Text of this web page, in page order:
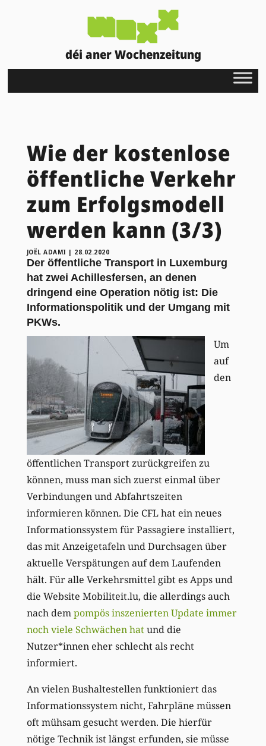
déi aner Wochenzeitung
Wie der kostenlose
öffentliche Verkehr
zum Erfolgsmodell
werden kann (3/3)
JOËL ADAMI | 28.02.2020
Der öffentliche Transport in Luxemburg
hat zwei Achillesfersen, an denen
dringend eine Operation nötig ist: Die
Informationspolitik und der Umgang mit
PKWs.
Um
auf
den
öffentlichen Transport zurückgreifen zu
können, muss man sich zuerst einmal über
Verbindungen und Abfahrtszeiten
informieren können. Die CFL hat ein neues
Informationssystem für Passagiere installiert,
das mit Anzeigetafeln und Durchsagen über
aktuelle Verspätungen auf dem Laufenden
hält. Für alle Verkehrsmittel gibt es Apps und
die Website Mobiliteit.lu, die allerdings auch
nach dempompös inszenierten Update immer
noch viele Schwächen hatund die
Nutzer*innen eher schlecht als recht
informiert.
An vielen Bushaltestellen funktioniert das
Informationssystem nicht, Fahrpläne müssen
oft mühsam gesucht werden. Die hierfür
nötige Technik ist längst erfunden, sie müsse